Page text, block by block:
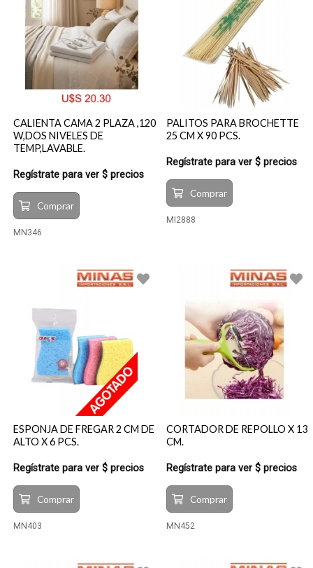
CALIENTA CAMA 2 PLAZA ,120
W,DOS NIVELES DE
TEMP,LAVABLE.
Regístrate para ver $ precios
Comprar
MN346
PALITOS PARA BROCHETTE
25 CM X 90 PCS.
Regístrate para ver $ precios
Comprar
MI2888
ESPONJA DE FREGAR 2 CM DE
ALTO X 6 PCS.
Regístrate para ver $ precios
Comprar
MN403
CORTADOR DE REPOLLO X 13
CM.
Regístrate para ver $ precios
Comprar
MN452